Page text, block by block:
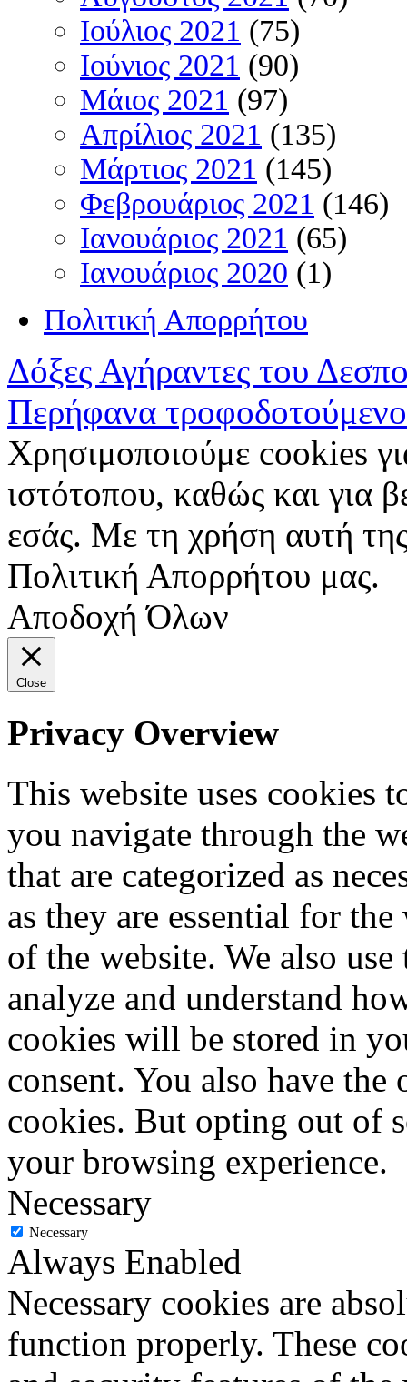
Ιούλιος 2021 (75)
Ιούνιος 2021 (90)
Μάιος 2021 (97)
Απρίλιος 2021 (135)
Μάρτιος 2021 (145)
Φεβρουάριος 2021 (146)
Ιανουάριος 2021 (65)
Ιανουάριος 2020 (1)
Πολιτική Απορρήτου
Δόξες Αγήραντες του
Περήφανα
Χρησιμοποιούμε cookies
ιστότοπου, καθώς και για
εσάς. Με τη χρήση αυτή
Πολιτική Απορρήτου μας.
Αποδοχή Όλων
Close
Privacy Overview
This website uses cookies
you navigate through the
that are categorized as
as they are essential for
of the website. We also
analyze and understand
cookies will be stored in
consent. You also have
cookies. But opting out of
your browsing experience.
Necessary
Necessary
Always Enabled
Necessary cookies are
function properly. These